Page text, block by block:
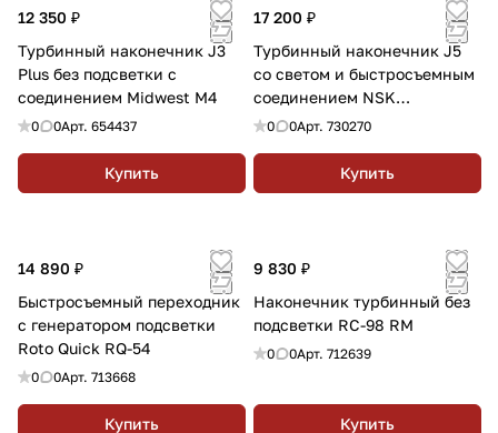
12 350 ₽
Турбинный наконечник J3
Plus без подсветки с
соединением Midwest M4
0 0Арт. 654437
Купить
17 200 ₽
Турбинный наконечник J5
со светом и быстросъемным
соединением NSK
(переходник в комплекте)
0 0Арт. 730270
Купить
14 890 ₽
Быстросъемный переходник
с генератором подсветки
Roto Quick RQ-54
0 0Арт. 713668
Купить
9 830 ₽
Наконечник турбинный без
подсветки RC-98 RM
0 0Арт. 712639
Купить